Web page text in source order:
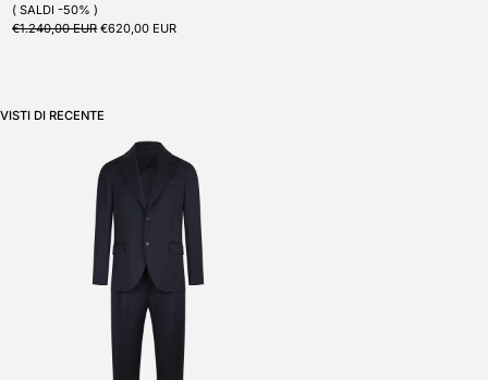
( SALDI -50% )
Prezzo di listino
€1.240,00 EUR Prezzo scontato
€620,00 EUR
VISTI DI RECENTE